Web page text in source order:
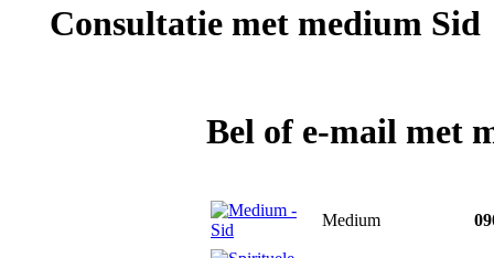
Consultatie met medium Sid
Bel of e-mail met
Medium